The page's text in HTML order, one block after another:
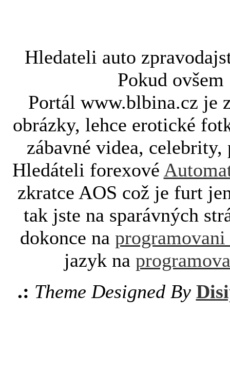
Hledateli auto
Pokud
Portál www.blbina.cz je
obrázky, lehce erotické
zábavné videa,
Hledáteli forexové
zkratce AOS což je furt
tak jste na sparávných
dokonce na programovani
jazyk na
.: Theme Designed By